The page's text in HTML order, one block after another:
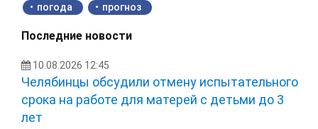
погода
прогноз
Последние новости
10.08.2026 12:45
Челябинцы обсудили отмену испытательного
срока на работе для матерей с детьми до 3
лет